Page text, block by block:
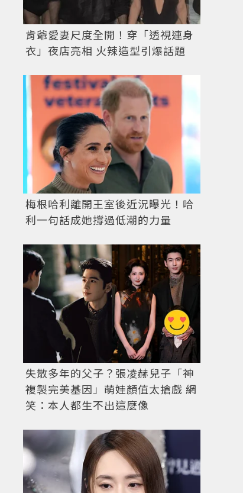
肯爺愛妻尺度全開！穿「透視連身
衣」夜店亮相 火辣造型引爆話題
梅根哈利離開王室後近況曝光！哈
利一句話成她撐過低潮的力量
失散多年的父子？張凌赫兒子「神
複製完美基因」萌娃顏值太搶戲 網
笑：本人都生不出這麼像